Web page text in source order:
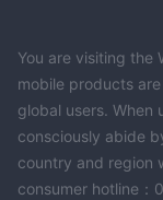
You are visiting the
mobile products
global users. When
consciously abide
country and region
consumer hotline